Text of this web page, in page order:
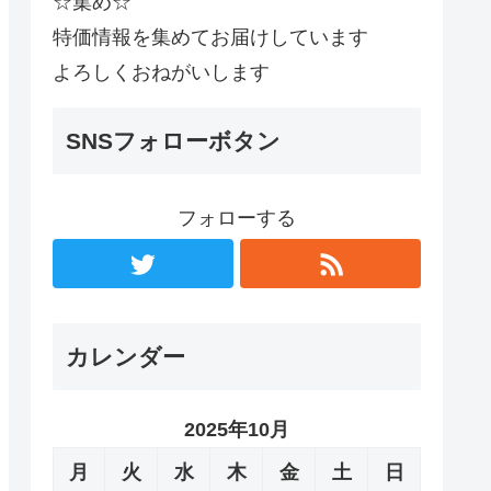
特価情報を集めてお届けしています
よろしくおねがいします
SNSフォローボタン
フォローする
カレンダー
2025年10月
月
火 水 木 金 土 日